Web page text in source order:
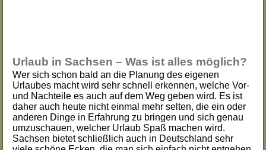
Urlaub in Sachsen – Was ist alles möglich?
Wer sich schon bald an die Planung des eigenen
Urlaubes macht wird sehr schnell erkennen, welche Vor-
und Nachteile es auch auf dem Weg geben wird. Es ist
daher auch heute nicht einmal mehr selten, die ein oder
anderen Dinge in Erfahrung zu bringen und sich genau
umzuschauen, welcher Urlaub Spaß machen wird.
Sachsen bietet schließlich auch in Deutschland sehr